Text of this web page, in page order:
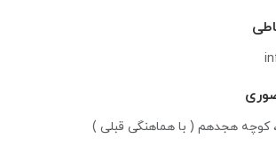
کوچه هجدهم ( با هماهنگی قبلی )